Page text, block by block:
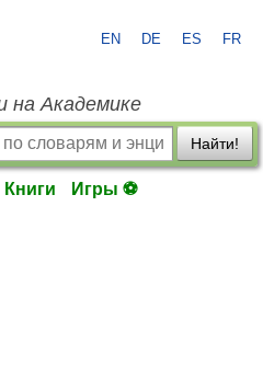
EN DE ES FR
на Академике
Найти!
Книги Игры ⚽